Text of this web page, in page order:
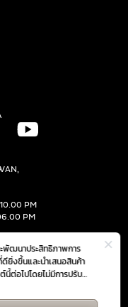
พัฒนาประสิทธิภาพการ
ยิ่งขึ้นและนำเสนอสินค้า
นี้ต่อไปโดยไม่มีการปรับ
PM
PM